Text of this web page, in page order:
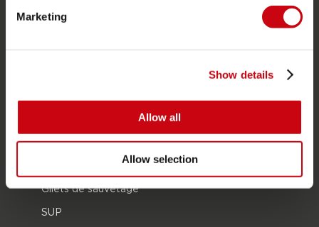
Marketing
Show details
Allow all
Allow selection
Carrière
Devenir revendeur Jobe
Bouées Tractées
Gilets de sauvetage
SUP